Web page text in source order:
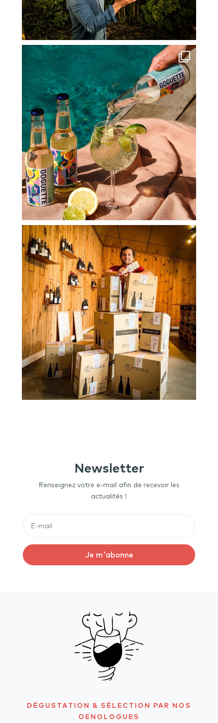
Newsletter
Renseignez votre e-mail afin de recevoir les
actualités !
Je m'abonne
DÉGUSTATION & SÉLECTION PAR NOS
OENOLOGUES